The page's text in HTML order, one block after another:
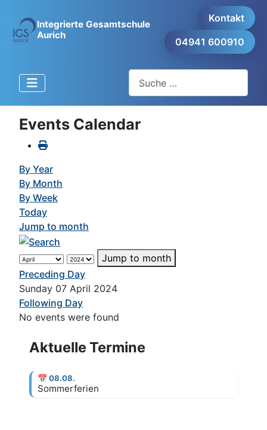
Integrierte Gesamtschule
Aurich
Kontakt
04941 600910
Events Calendar
By Year
By Month
By Week
Today
Jump to month
Jump to month
Preceding Day
Sunday 07 April 2024
Following Day
No events were found
Aktuelle Termine
📅 08.08.
Sommerferien